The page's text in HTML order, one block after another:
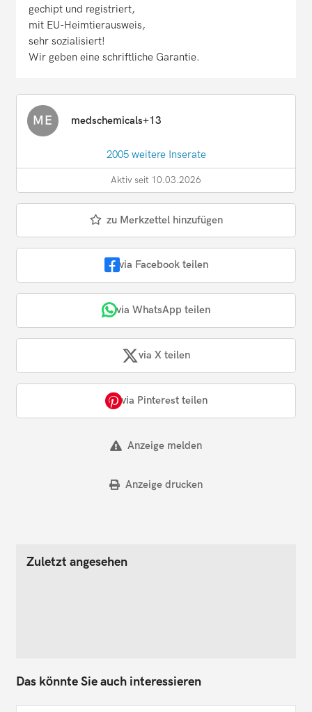
gechipt und registriert,
mit EU-Heimtierausweis,
sehr sozialisiert!
Wir geben eine schriftliche Garantie.
ME medschemicals+13
2005 weitere Inserate
Aktiv seit 10.03.2026
zu Merkzettel hinzufügen
via Facebook teilen
via WhatsApp teilen
via X teilen
via Pinterest teilen
Anzeige melden
Anzeige drucken
Zuletzt angesehen
Das könnte Sie auch interessieren